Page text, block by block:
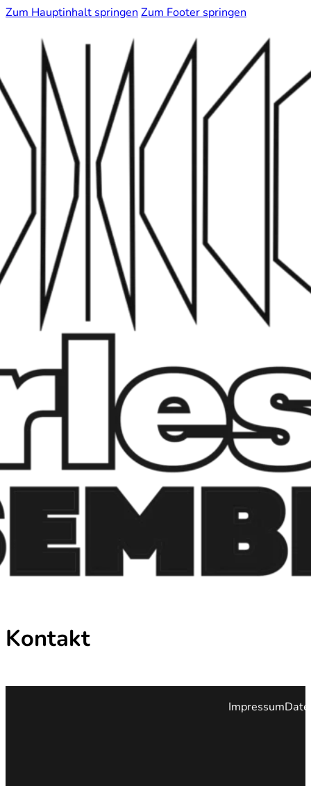
Zum Hauptinhalt springen Zum Footer springen
Kontakt
Impressum